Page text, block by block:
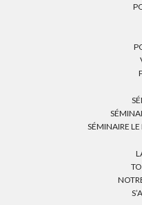
SÉMINAIRE LE